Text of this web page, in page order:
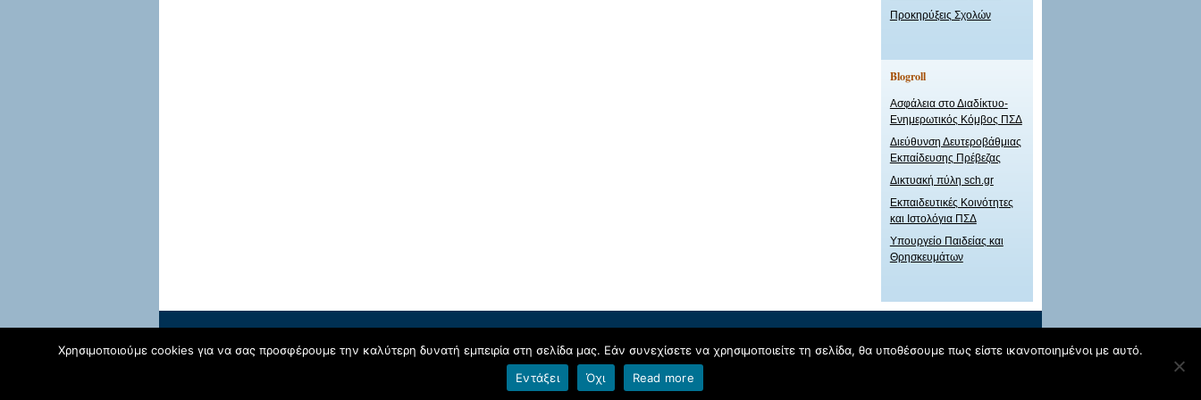
Προκηρύξεις Σχολών
Blogroll
Ασφάλεια στο Διαδίκτυο-
Ενημερωτικός Κόμβος ΠΣΔ
Διεύθυνση Δευτεροβάθμιας
Εκπαίδευσης Πρέβεζας
Δικτυακή πύλη sch.gr
Εκπαιδευτικές Κοινότητες
και Ιστολόγια ΠΣΔ
Υπουργείο Παιδείας και
Θρησκευμάτων
Όροι χρήσης blogs.sch.gr Δήλωση προσβασιμότητας
Χρησιμοποιούμε cookies για να σας προσφέρουμε την καλύτερη δυνατή εμπειρία στη σελίδα μας. Εάν συνεχίσετε να χρησιμοποιείτε τη σελίδα, θα υποθέσουμε πως είστε ικανοποιημένοι με αυτό.
Εντάξει
Όχι Read more